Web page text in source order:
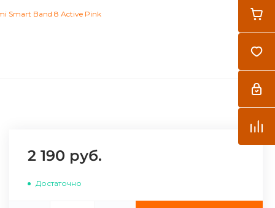
Smart Band 8 Active Pink
2 190 руб.
Достаточно